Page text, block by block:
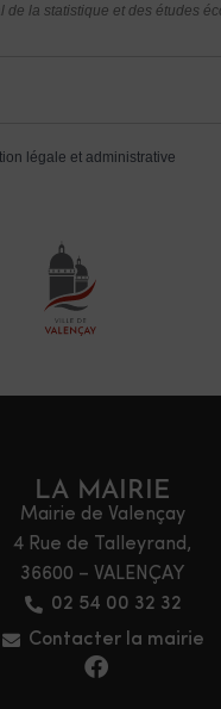
de la statistique et des études
légale et administrative
LA MAIRIE
Mairie de Valençay
4 Rue de Talleyrand,
36600 – VALENÇAY
02 54 00 32 32
Contacter la mairie